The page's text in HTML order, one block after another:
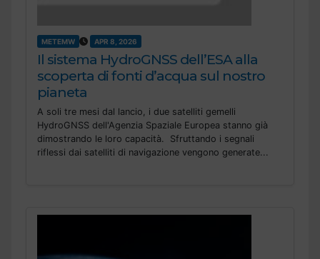
METEMW APR 8, 2026
Il sistema HydroGNSS dell’ESA alla
scoperta di fonti d’acqua sul nostro
pianeta
A soli tre mesi dal lancio, i due satelliti gemelli
HydroGNSS dell'Agenzia Spaziale Europea stanno già
dimostrando le loro capacità. Sfruttando i segnali
riflessi dai satelliti di navigazione vengono generate...